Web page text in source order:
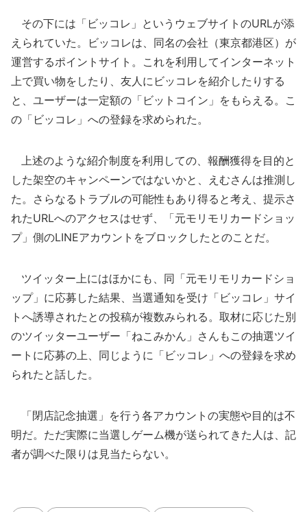
その下には「ビッコレ」というウェブサイトのURLが添
えられていた。ビッコレは、同名の会社（東京都港区）が
運営するポイントサイト。これを利用してインターネット
上で買い物をしたり、友人にビッコレを紹介したりする
と、ユーザーは一定額の「ビットコイン」をもらえる。こ
の「ビッコレ」への登録を求められた。
上述のような紹介制度を利用しての、報酬獲得を目的と
した架空のキャンペーンではないかと、えむさんは推測し
た。さらなるトラブルの可能性もあり得ると考え、提示さ
れたURLへのアクセスはせず、「元モリモリカードショッ
プ」側のLINEアカウントをブロックしたとのことだ。
ツイッター上にはほかにも、同「元モリモリカードショ
ップ」に応募した結果、当選通知を受け「ビッコレ」サイ
トへ誘導されたとの投稿が複数みられる。取材に応じた別
のツイッターユーザー「ねこみかん」さんもこの抽選ツイ
ートに応募の上、同じように「ビッコレ」への登録を求め
られたと話した。
「閉店記念抽選」を行う各アカウントの実態や目的は不
明だ。ただ実際に当選しゲーム機が送られてきた人は、記
者が調べた限りは見当たらない。